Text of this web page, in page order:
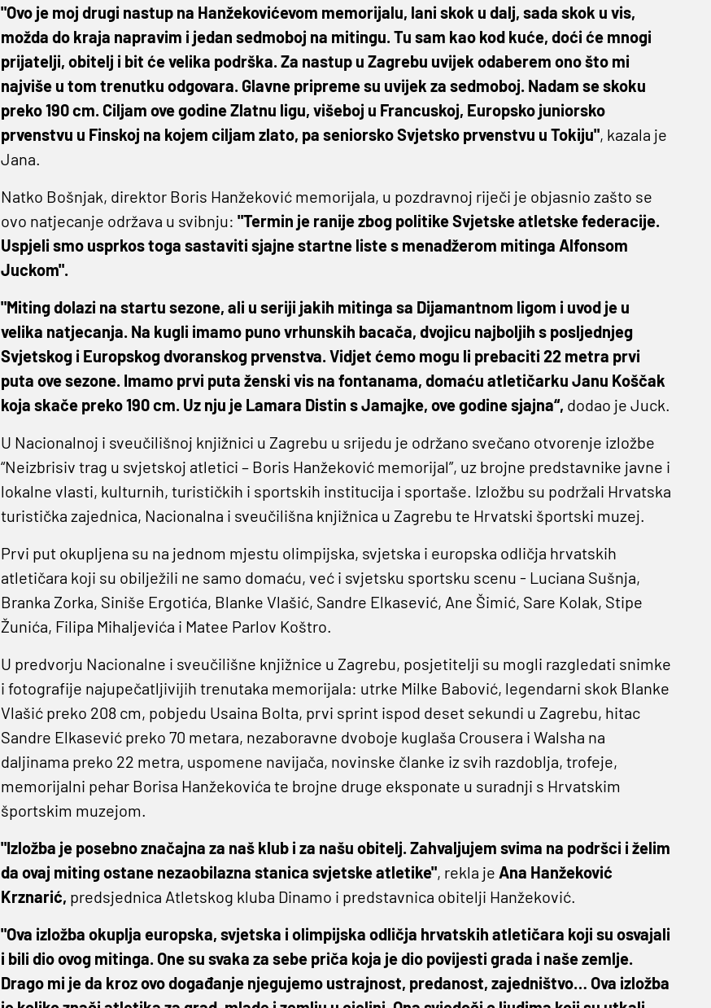
"Ovo je moj drugi nastup na Hanžekovićevom memorijalu, lani skok u dalj, sada skok u vis,
možda do kraja napravim i jedan sedmoboj na mitingu. Tu sam kao kod kuće, doći će mnogi
prijatelji, obitelj i bit će velika podrška. Za nastup u Zagrebu uvijek odaberem ono što mi
najviše u tom trenutku odgovara. Glavne pripreme su uvijek za sedmoboj. Nadam se skoku
preko 190 cm. Ciljam ove godine Zlatnu ligu, višeboj u Francuskoj, Europsko juniorsko
prvenstvu u Finskoj na kojem ciljam zlato, pa seniorsko Svjetsko prvenstvu u Tokiju", kazala je
Jana.
Natko Bošnjak, direktor Boris Hanžeković memorijala, u pozdravnoj riječi je objasnio zašto se
ovo natjecanje održava u svibnju: "Termin je ranije zbog politike Svjetske atletske federacije.
Uspjeli smo usprkos toga sastaviti sjajne startne liste s menadžerom mitinga Alfonsom
Juckom".
"Miting dolazi na startu sezone, ali u seriji jakih mitinga sa Dijamantnom ligom i uvod je u
velika natjecanja. Na kugli imamo puno vrhunskih bacača, dvojicu najboljih s posljednjeg
Svjetskog i Europskog dvoranskog prvenstva. Vidjet ćemo mogu li prebaciti 22 metra prvi
puta ove sezone. Imamo prvi puta ženski vis na fontanama, domaću atletičarku Janu Koščak
koja skače preko 190 cm. Uz nju je Lamara Distin s Jamajke, ove godine sjajna“, dodao je Juck.
U Nacionalnoj i sveučilišnoj knjižnici u Zagrebu u srijedu je održano svečano otvorenje izložbe
“Neizbrisiv trag u svjetskoj atletici – Boris Hanžeković memorijal”, uz brojne predstavnike javne i
lokalne vlasti, kulturnih, turističkih i sportskih institucija i sportaše. Izložbu su podržali Hrvatska
turistička zajednica, Nacionalna i sveučilišna knjižnica u Zagrebu te Hrvatski športski muzej.
Prvi put okupljena su na jednom mjestu olimpijska, svjetska i europska odličja hrvatskih
atletičara koji su obilježili ne samo domaću, već i svjetsku sportsku scenu - Luciana Sušnja,
Branka Zorka, Siniše Ergotića, Blanke Vlašić, Sandre Elkasević, Ane Šimić, Sare Kolak, Stipe
Žunića, Filipa Mihaljevića i Matee Parlov Koštro.
U predvorju Nacionalne i sveučilišne knjižnice u Zagrebu, posjetitelji su mogli razgledati snimke
i fotografije najupečatljivijih trenutaka memorijala: utrke Milke Babović, legendarni skok Blanke
Vlašić preko 208 cm, pobjedu Usaina Bolta, prvi sprint ispod deset sekundi u Zagrebu, hitac
Sandre Elkasević preko 70 metara, nezaboravne dvoboje kuglaša Crousera i Walsha na
daljinama preko 22 metra, uspomene navijača, novinske članke iz svih razdoblja, trofeje,
memorijalni pehar Borisa Hanžekovića te brojne druge eksponate u suradnji s Hrvatskim
športskim muzejom.
"Izložba je posebno značajna za naš klub i za našu obitelj. Zahvaljujem svima na podršci i želim
da ovaj miting ostane nezaobilazna stanica svjetske atletike", rekla je Ana Hanžeković
Krznarić, predsjednica Atletskog kluba Dinamo i predstavnica obitelji Hanžeković.
"Ova izložba okuplja europska, svjetska i olimpijska odličja hrvatskih atletičara koji su osvajali
i bili dio ovog mitinga. One su svaka za sebe priča koja je dio povijesti grada i naše zemlje.
Drago mi je da kroz ovo događanje njegujemo ustrajnost, predanost, zajedništvo… Ova izložba